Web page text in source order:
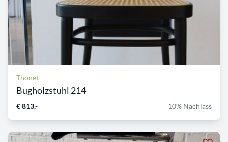
Thonet
Bugholzstuhl 214
€ 813,- 10% Nachlass